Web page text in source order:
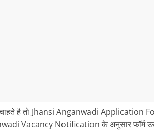
है तो Jhansi Anganwadi Application
Vacancy Notification के अनुसार फॉर्म